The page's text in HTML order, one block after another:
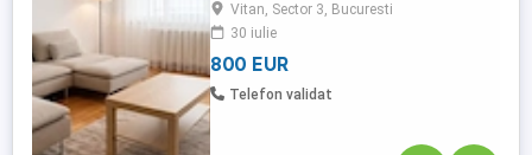
2010, pe strada Foișorului. Amplasarea
reprezintă unul dintre cele mai mari
avantaje ale ...
Vitan, Sector 3, Bucuresti
30 iulie
800 EUR
Telefon validat